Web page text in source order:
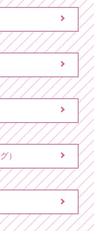
）